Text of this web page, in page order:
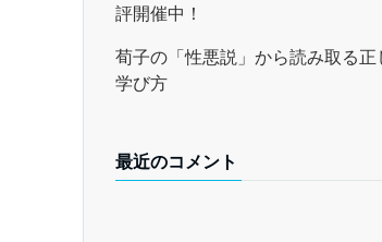
評開催中！
荀子の「性悪説」から読み取る正
学び方
最近のコメント